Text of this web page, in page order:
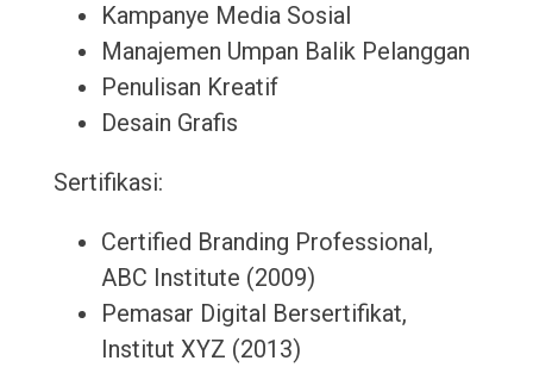
Kampanye Media Sosial
Manajemen Umpan Balik Pelanggan
Penulisan Kreatif
Desain Grafis
Sertifikasi:
Certified Branding Professional,
ABC Institute (2009)
Pemasar Digital Bersertifikat,
Institut XYZ (2013)